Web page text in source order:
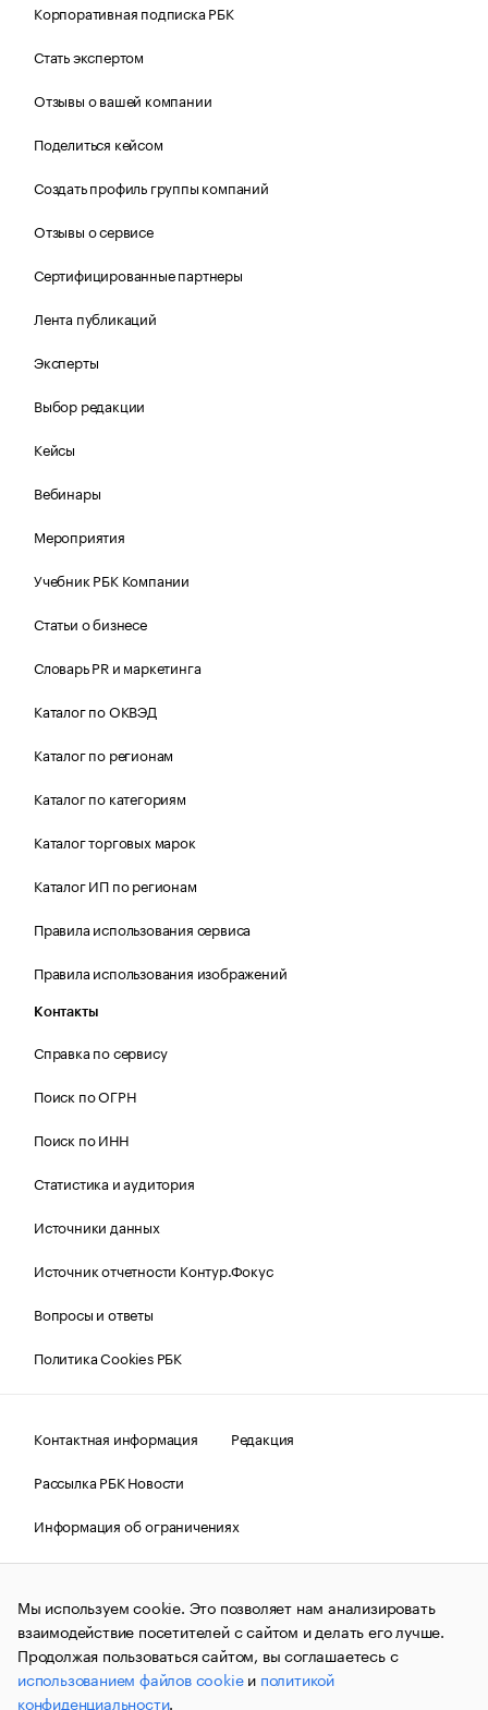
Корпоративная подписка РБК
Стать экспертом
Отзывы о вашей компании
Поделиться кейсом
Создать профиль группы компаний
Отзывы о сервисе
Сертифицированные партнеры
Лента публикаций
Эксперты
Выбор редакции
Кейсы
Вебинары
Мероприятия
Учебник РБК Компании
Статьи о бизнесе
Словарь PR и маркетинга
Каталог по ОКВЭД
Каталог по регионам
Каталог по категориям
Каталог торговых марок
Каталог ИП по регионам
Правила использования сервиса
Правила использования изображений
Контакты
Справка по сервису
Поиск по ОГРН
Поиск по ИНН
Статистика и аудитория
Источники данных
Источник отчетности Контур.Фокус
Вопросы и ответы
Политика Cookies РБК
Контактная информация
Редакция
Рассылка РБК Новости
Информация об ограничениях
Правовая информация
О соблюдении авторских прав
© АО «РОСБИЗНЕСКОНСАЛТИНГ»,1995–2026.Сообщения
и материалы информационного агентства «РБК»
(зарегистрировано Федеральной службой по надзору в сфере
связи, информационных технологий и массовых
коммуникаций (Роскомнадзор) 09.12.2015 за номером ИА
№ФС77-63848) сопровождаются пометкой «РБК». Отдельные
Мы используем cookie. Это позволяет нам анализировать
взаимодействие посетителей с сайтом и делать его лучше.
Продолжая пользоваться сайтом, вы соглашаетесь с
использованием файлов cookieи политикой
конфиденциальности.